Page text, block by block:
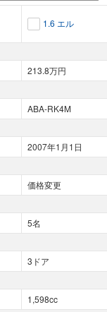
1.6 エル
213.8万円
ABA-RK4M
2007年1月1日
価格変更
5名
3ドア
1,598cc